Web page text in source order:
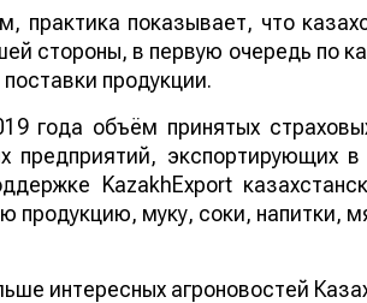
практика показывает, что
стороны, в первую очередь по
продукции.
года объём принятых
предприятий,
KazakhExport
продукцию, муку, соки, напитки,
интересных агроновостей